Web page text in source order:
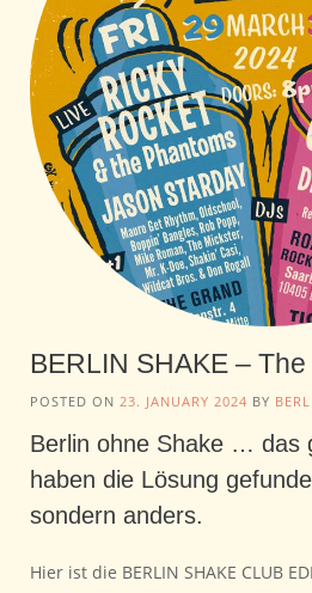
BERLIN SHAKE –
POSTED ON 23. JANUARY 2024 BY
Berlin ohne Shake … das
haben die Lösung
sondern anders.
Hier ist die BERLIN SHAKE CLUB